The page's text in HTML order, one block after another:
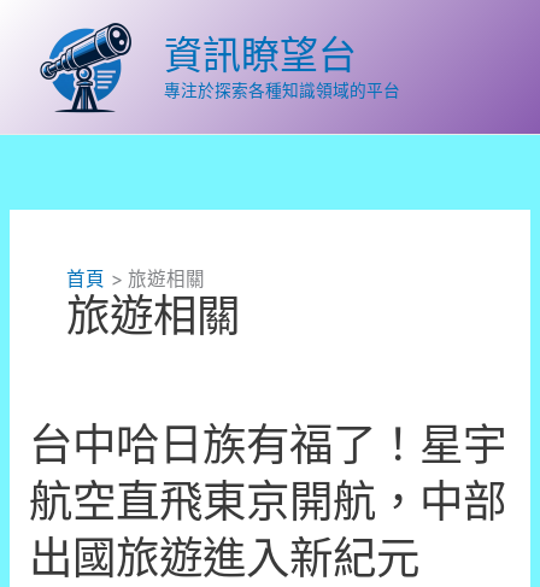
容
資訊瞭望台
專注於探索各種知識領域的平台
首頁 旅遊相關
旅遊相關
台中哈日族有福了！星宇
航空直飛東京開航，中部
出國旅遊進入新紀元